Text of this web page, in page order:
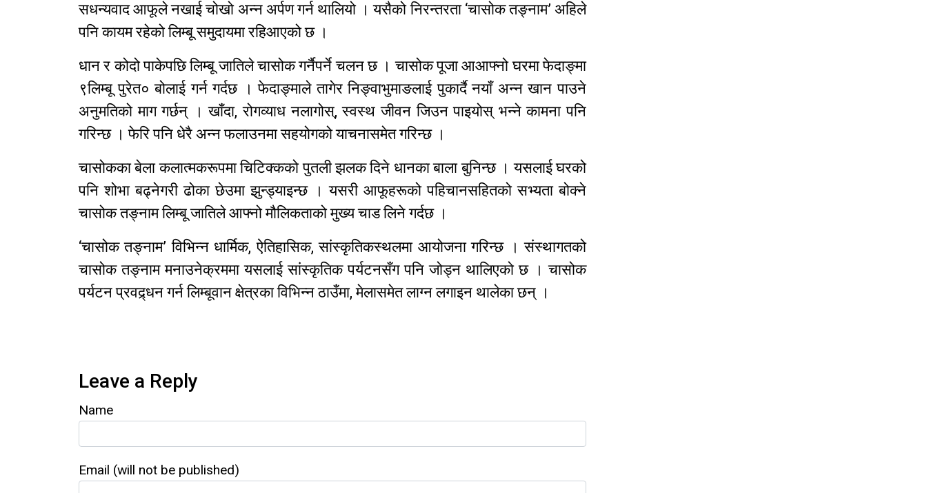
सधन्यवाद आफूले नखाई चोखो अन्न अर्पण गर्न थालियो । यसैको निरन्तरता ‘चासोक तङ्नाम’ अहिले
पनि कायम रहेको लिम्बू समुदायमा रहिआएको छ ।
धान र कोदो पाकेपछि लिम्बू जातिले चासोक गर्नैपर्ने चलन छ । चासोक पूजा आआफ्नो घरमा फेदाङ्मा
९लिम्बू पुरेत० बोलाई गर्न गर्दछ । फेदाङ्माले तागेर निङ्वाभुमाङलाई पुकार्दै नयाँ अन्न खान पाउने
अनुमतिको माग गर्छन् । खाँदा, रोगव्याध नलागोस्, स्वस्थ जीवन जिउन पाइयोस् भन्ने कामना पनि
गरिन्छ । फेरि पनि धेरै अन्न फलाउनमा सहयोगको याचनासमेत गरिन्छ ।
चासोकका बेला कलात्मकरूपमा चिटिक्कको पुतली झलक दिने धानका बाला बुनिन्छ । यसलाई घरको
पनि शोभा बढ्नेगरी ढोका छेउमा झुन्ड्याइन्छ । यसरी आफूहरूको पहिचानसहितको सभ्यता बोक्ने
चासोक तङ्नाम लिम्बू जातिले आफ्नो मौलिकताको मुख्य चाड लिने गर्दछ ।
‘चासोक तङ्नाम’ विभिन्न धार्मिक, ऐतिहासिक, सांस्कृतिकस्थलमा आयोजना गरिन्छ । संस्थागतको
चासोक तङ्नाम मनाउनेक्रममा यसलाई सांस्कृतिक पर्यटनसँग पनि जोड्न थालिएको छ । चासोक
पर्यटन प्रवद्र्धन गर्न लिम्बूवान क्षेत्रका विभिन्न ठाउँमा, मेलासमेत लाग्न लगाइन थालेका छन् ।
Leave a Reply
Name
Email (will not be published)